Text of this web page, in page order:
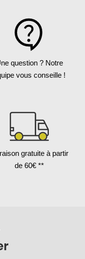
question ? Notre
vous conseille !
gratuite à partir
de 60€ **